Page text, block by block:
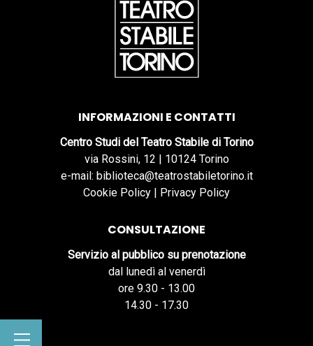
INFORMAZIONI E CONTATTI
Centro Studi del Teatro Stabile di Torino
via Rossini, 12 | 10124 Torino
e-mail: biblioteca@teatrostabiletorino.it
Cookie Policy | Privacy Policy
CONSULTAZIONE
Servizio al pubblico su prenotazione
dal lunedì al venerdì
ore 9.30 - 13.00
14.30 - 17.30